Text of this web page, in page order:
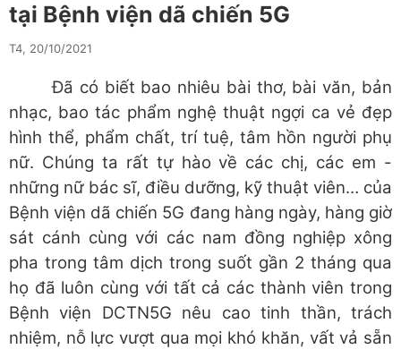
tại Bệnh viện dã chiến 5G
T4, 20/10/2021
Đã có biết bao nhiêu bài thơ, bài văn, bản
nhạc, bao tác phẩm nghệ thuật ngợi ca vẻ đẹp
hình thể, phẩm chất, trí tuệ, tâm hồn người phụ
nữ. Chúng ta rất tự hào về các chị, các em -
những nữ bác sĩ, điều dưỡng, kỹ thuật viên… của
Bệnh viện dã chiến 5G đang hàng ngày, hàng giờ
sát cánh cùng với các nam đồng nghiệp xông
pha trong tâm dịch trong suốt gần 2 tháng qua
họ đã luôn cùng với tất cả các thành viên trong
Bệnh viện DCTN5G nêu cao tinh thần, trách
nhiệm, nỗ lực vượt qua mọi khó khăn, vất vả sẵn